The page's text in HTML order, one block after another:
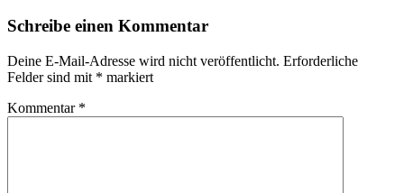
Schreibe einen Kommentar
Deine E-Mail-Adresse wird nicht veröffentlicht. Erforderliche
Felder sind mit * markiert
Kommentar *